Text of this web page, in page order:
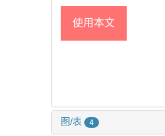
使用本文
图/表 4